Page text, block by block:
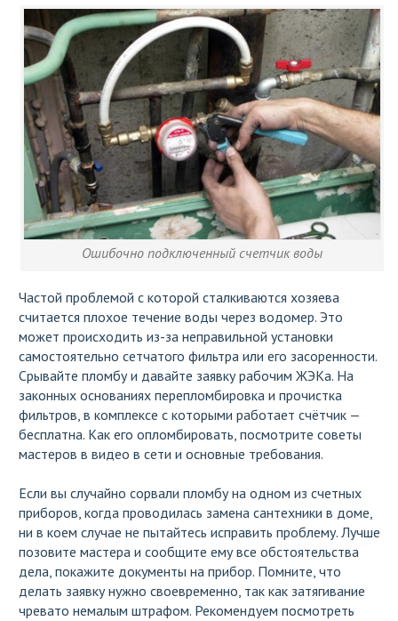
Ошибочно подключенный счетчик воды
Частой проблемой с которой сталкиваются хозяева
считается плохое течение воды через водомер. Это
может происходить из-за неправильной установки
самостоятельно сетчатого фильтра или его засоренности.
Срывайте пломбу и давайте заявку рабочим ЖЭКа. На
законных основаниях перепломбировка и прочистка
фильтров, в комплексе с которыми работает счётчик —
бесплатна. Как его опломбировать, посмотрите советы
мастеров в видео в сети и основные требования.
Если вы случайно сорвали пломбу на одном из счетных
приборов, когда проводилась замена сантехники в доме,
ни в коем случае не пытайтесь исправить проблему. Лучше
позовите мастера и сообщите ему все обстоятельства
дела, покажите документы на прибор. Помните, что
делать заявку нужно своевременно, так как затягивание
чревато немалым штрафом. Рекомендуем посмотреть